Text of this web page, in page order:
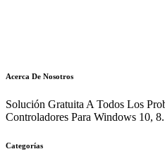
Acerca De Nosotros
Solución Gratuita A Todos Los
Controladores Para Windows 10,
Categorías